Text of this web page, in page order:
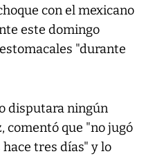
con el mexicano
este domingo
"durante
disputara ningún
comentó que "no jugó
tres días" y lo